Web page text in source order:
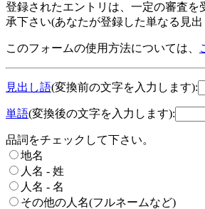
登録されたエントリは、一定の審査
承下さい(あなたが登録した単なる見
このフォームの使用方法については、
見出し語(変換前の文字を入力します):
単語(変換後の文字を入力します):
品詞をチェックして下さい。
地名
人名 - 姓
人名 - 名
その他の人名(フルネームなど)